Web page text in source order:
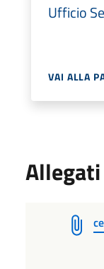
Ufficio
VAI ALLA
Allegati